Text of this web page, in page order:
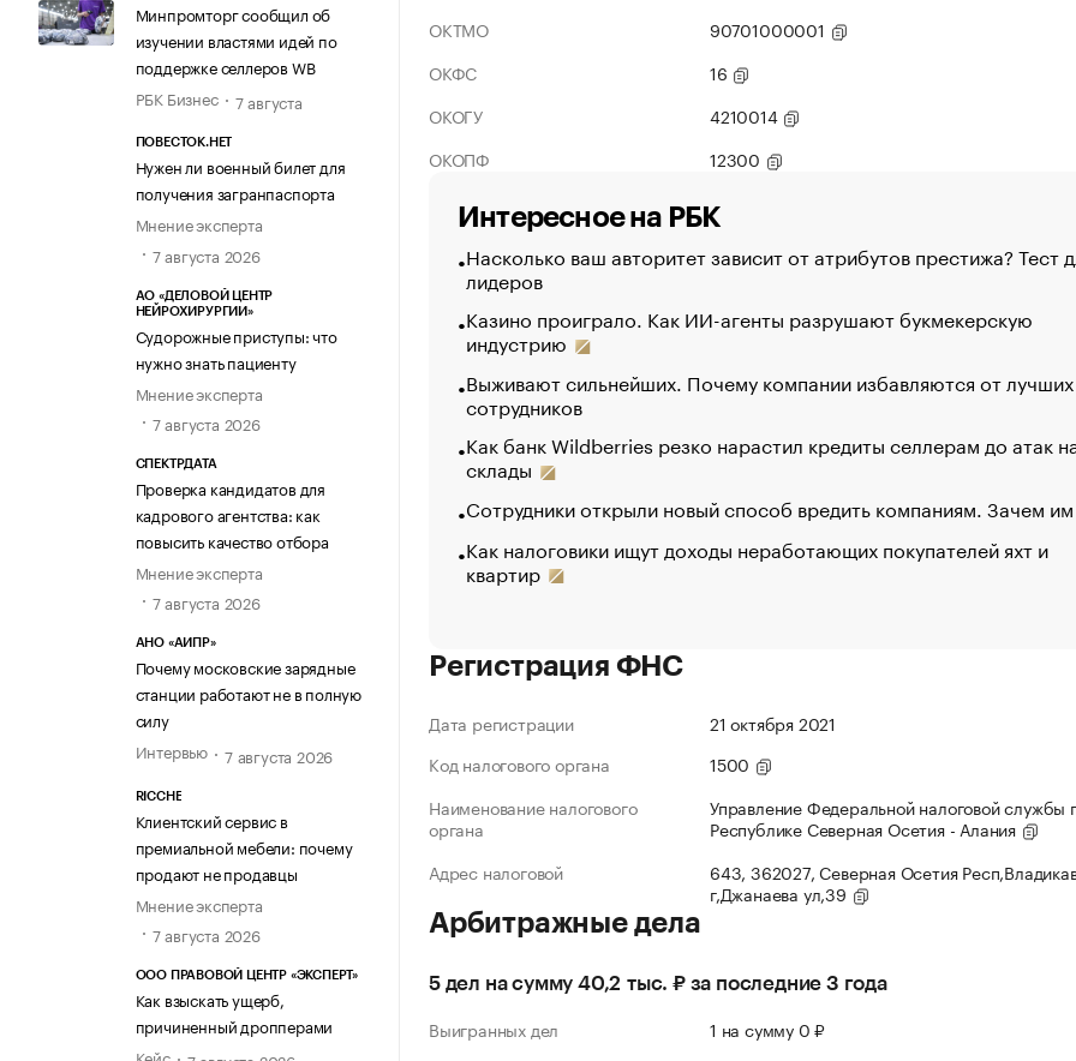
Минпромторг сообщил об
изучении властями идей по
поддержке селлеров WB
РБК Бизнес
7 августа
ПОВЕСТОК.НЕТ
Нужен ли военный билет для
получения загранпаспорта
Мнение эксперта
7 августа 2026
АО «ДЕЛОВОЙ ЦЕНТР
НЕЙРОХИРУРГИИ»
Судорожные приступы: что
нужно знать пациенту
Мнение эксперта
7 августа 2026
СПЕКТРДАТА
Проверка кандидатов для
кадрового агентства: как
повысить качество отбора
Мнение эксперта
7 августа 2026
АНО «АИПР»
Почему московские зарядные
станции работают не в полную
силу
Интервью
7 августа 2026
RICCHE
Клиентский сервис в
премиальной мебели: почему
продают не продавцы
Мнение эксперта
7 августа 2026
ООО ПРАВОВОЙ ЦЕНТР «ЭКСПЕРТ»
Как взыскать ущерб,
причиненный дропперами
ОКТМО
90701000001
ОКФС
16
ОКОГУ
4210014
ОКОПФ
12300
Интересное на РБК
Насколько ваш авторитет зависит от атрибутов престижа? Тест
лидеров
Казино проиграло. Как ИИ-агенты разрушают букмекерскую
индустрию
Выживают сильнейших. Почему компании избавляются от лучших
сотрудников
Как банк Wildberries резко нарастил кредиты селлерам до атак
склады
Сотрудники открыли новый способ вредить компаниям. Зачем
Как налоговики ищут доходы неработающих покупателей яхт и
квартир
Регистрация ФНС
Дата регистрации
21 октября 2021
Код налогового органа
1500
Наименование налогового
органа
Управление Федеральной налоговой службы
Республике Северная Осетия - Алания
Адрес налоговой
643, 362027, Северная Осетия
г,Джанаева ул,39
Арбитражные дела
5 дел на сумму 40,2 тыс. ₽ за последние 3 года
Выигранных дел
1 на сумму 0 ₽